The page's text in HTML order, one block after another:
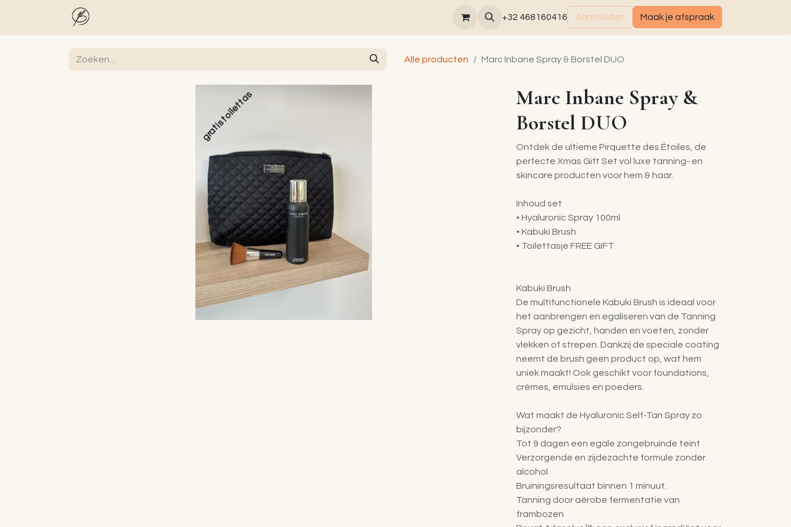
Laserontharing +32 468160416 Aanmelden Maak je afspraak
Alle producten Marc Inbane Spray & Borstel DUO
gratis toilettas
Marc Inbane Spray &
Borstel DUO
Ontdek de ultieme Pirquette des Étoiles, de
perfecte Xmas Gift Set vol luxe tanning- en
skincare producten voor hem & haar.
Inhoud set
• Hyaluronic Spray 100ml
• Kabuki Brush
• Toilettasje FREE GIFT
Kabuki Brush
De multifunctionele Kabuki Brush is ideaal voor
het aanbrengen en egaliseren van de Tanning
Spray op gezicht, handen en voeten, zonder
vlekken of strepen. Dankzij de speciale coating
neemt de brush geen product op, wat hem
uniek maakt! Ook geschikt voor foundations,
crèmes, emulsies en poeders.
Wat maakt de Hyaluronic Self-Tan Spray zo
bijzonder?
Tot 9 dagen een egale zongebruinde teint
Verzorgende en zijdezachte formule zonder
alcohol
Bruiningsresultaat binnen 1 minuut.
Tanning door aërobe fermentatie van
frambozen